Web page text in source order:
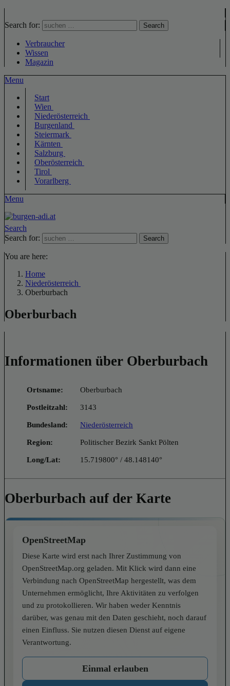
Search for: Search
Verbraucher
Wissen
Magazin
Menu
Start
Wien
Niederösterreich
Burgenland
Steiermark
Kärnten
Salzburg
Oberösterreich
Tirol
Vorarlberg
Menu
Search
Search for:
Search
You are here:
Home
Niederösterreich
Oberburbach
Oberburbach
Informationen über Oberburbach
Ortsname: Oberburbach
Postleitzahl: 3143
Bundesland: Niederösterreich
Region: Politischer Bezirk Sankt Pölten
Long/Lat: 15.719800° / 48.148140°
Oberburbach auf der Karte
OpenStreetMap
Diese Karte wird erst nach Ihrer Zustimmung von
OpenStreetMap.org geladen. Mit Klick wird dann eine
Verbindung nach OpenStreetMap hergestellt, was dem
Unternehmen ermöglicht, Ihre Aktivitäten zu verfolgen
und zu protokollieren. Wir haben weder Kenntnis
darüber, was genau mit den Daten geschieht, noch darauf
einen Einfluss. Sie nutzen diesen Dienst auf eigene
Verantwortung.
Einmal erlauben